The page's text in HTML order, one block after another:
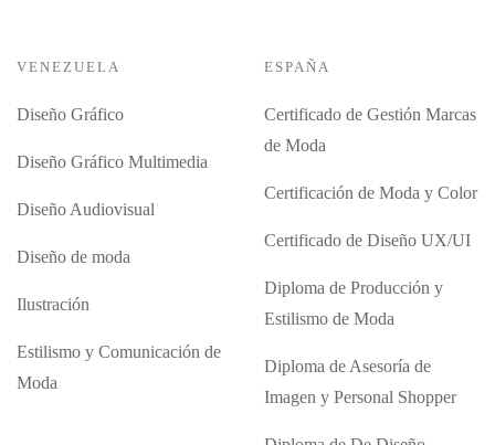
VENEZUELA
Diseño Gráfico
Diseño Gráfico Multimedia
Diseño Audiovisual
Diseño de moda
Ilustración
Estilismo y Comunicación de
Moda
ESPAÑA
Certificado de Gestión Marcas
de Moda
Certificación de Moda y Color
Certificado de Diseño UX/UI
Diploma de Producción y
Estilismo de Moda
Diploma de Asesoría de
Imagen y Personal Shopper